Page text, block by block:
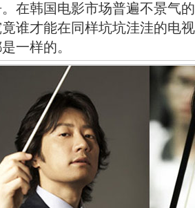
在韩国电影市场普遍不景气
谁才能在同样坑坑洼洼的电
一样的。